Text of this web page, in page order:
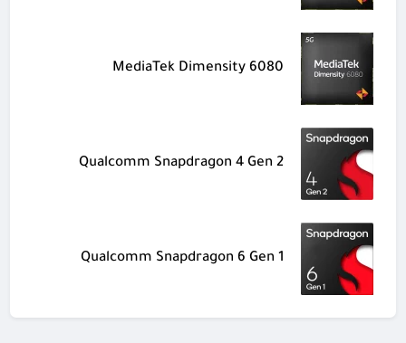
MediaTek Dimensity 6080
Qualcomm Snapdragon 4 Gen 2
Qualcomm Snapdragon 6 Gen 1